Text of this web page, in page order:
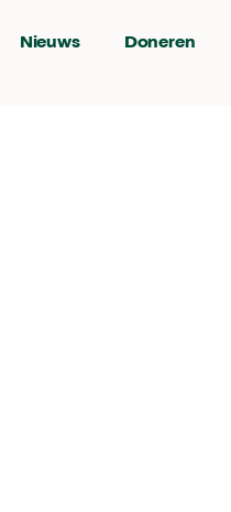
Nieuws Doneren